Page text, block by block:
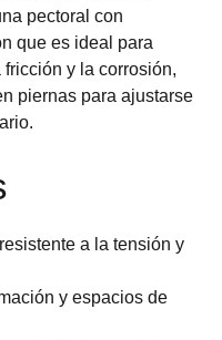
pectoral con
que es ideal para
y la corrosión,
piernas para ajustarse
a la tensión y
y espacios de